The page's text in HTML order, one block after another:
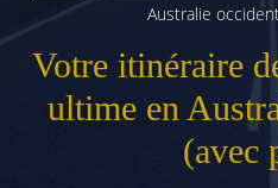
Australie
Votre itinéraire
ultime en
(avec